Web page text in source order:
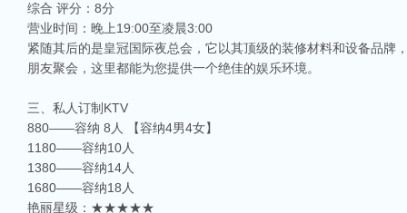
综合 评分：8分
营业时间：晚上19:00至凌晨3:00
紧随其后的是皇冠国际夜总会，它以其顶级的装修材料和设备品
朋友聚会，这里都能为您提供一个绝佳的娱乐环境。
三、私人订制KTV
880——容纳 8人 【容纳4男4女】
1180——容纳10人
1380——容纳14人
1680——容纳18人
艳丽星级：★★★★★